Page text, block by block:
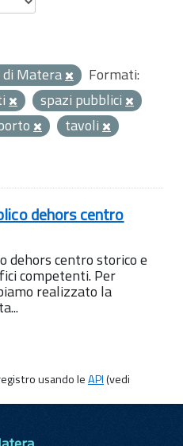
di Matera
Formati:
spazi pubblici
tavoli
dehors centro
dehors centro storico e
competenti. Per
realizzato la
usando leAPI(vedi